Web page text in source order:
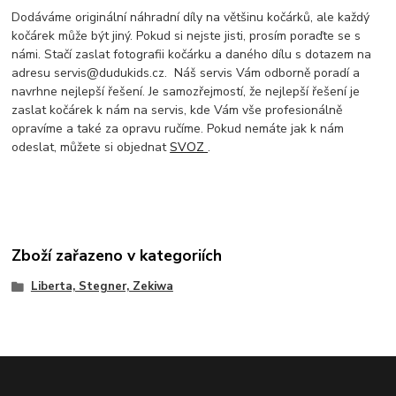
Dodáváme originální náhradní díly na většinu kočárků, ale každý
kočárek může být jiný. Pokud si nejste jisti, prosím poraďte se s
námi. Stačí zaslat fotografii kočárku a daného dílu s dotazem na
adresu servis@dudukids.cz. Náš servis Vám odborně poradí a
navrhne nejlepší řešení. Je samozřejmostí, že nejlepší řešení je
zaslat kočárek k nám na servis, kde Vám vše profesionálně
opravíme a také za opravu ručíme. Pokud nemáte jak k nám
odeslat, můžete si objednatSVOZ.
Zboží zařazeno v kategoriích
Liberta, Stegner, Zekiwa